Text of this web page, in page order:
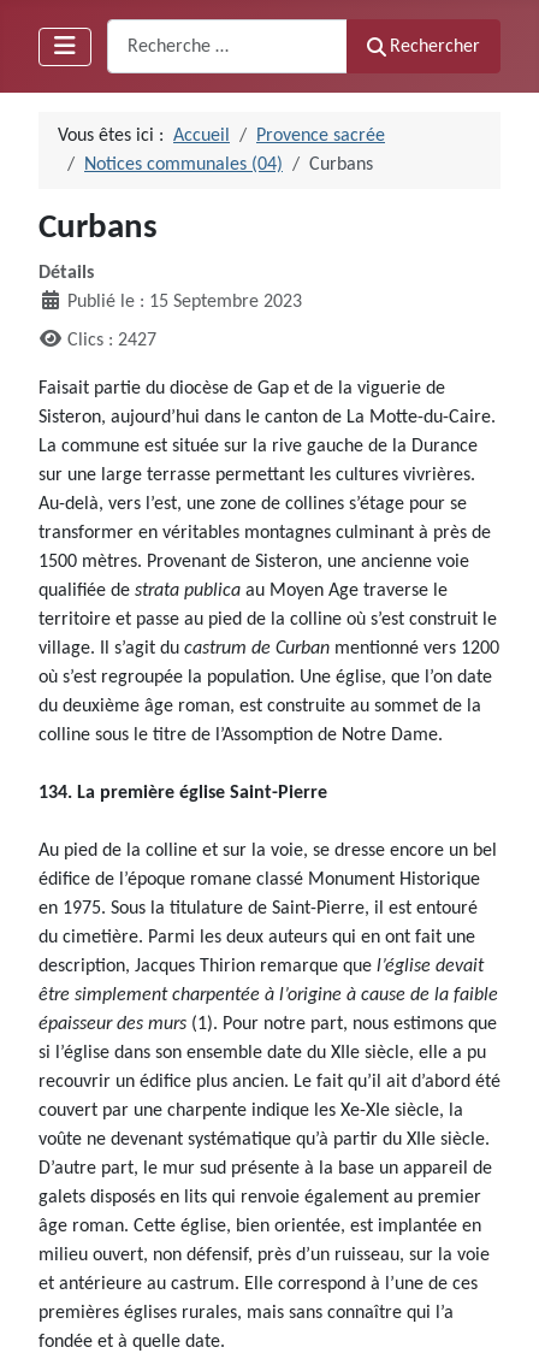
Rechercher
Vous êtes ici : Accueil
Provence sacrée
Notices communales (04)
Curbans
Curbans
Détails
Publié le : 15 Septembre 2023
Clics : 2427
Faisait partie du diocèse de Gap et de la viguerie de
Sisteron, aujourd’hui dans le canton de La Motte-du-Caire.
La commune est située sur la rive gauche de la Durance
sur une large terrasse permettant les cultures vivrières.
Au-delà, vers l’est, une zone de collines s’étage pour se
transformer en véritables montagnes culminant à près de
1500 mètres. Provenant de Sisteron, une ancienne voie
qualifiée de strata publica au Moyen Age traverse le
territoire et passe au pied de la colline où s’est construit le
village. Il s’agit du castrum de Curban mentionné vers 1200
où s’est regroupée la population. Une église, que l’on date
du deuxième âge roman, est construite au sommet de la
colline sous le titre de l’Assomption de Notre Dame.
134. La première église Saint-Pierre
Au pied de la colline et sur la voie, se dresse encore un bel
édifice de l’époque romane classé Monument Historique
en 1975. Sous la titulature de Saint-Pierre, il est entouré
du cimetière. Parmi les deux auteurs qui en ont fait une
description, Jacques Thirion remarque que l’église devait
être simplement charpentée à l’origine à cause de la faible
épaisseur des murs (1). Pour notre part, nous estimons que
si l’église dans son ensemble date du XIIe siècle, elle a pu
recouvrir un édifice plus ancien. Le fait qu’il ait d’abord été
couvert par une charpente indique les Xe-XIe siècle, la
voûte ne devenant systématique qu’à partir du XIIe siècle.
D’autre part, le mur sud présente à la base un appareil de
galets disposés en lits qui renvoie également au premier
âge roman. Cette église, bien orientée, est implantée en
milieu ouvert, non défensif, près d’un ruisseau, sur la voie
et antérieure au castrum. Elle correspond à l’une de ces
premières églises rurales, mais sans connaître qui l’a
fondée et à quelle date.